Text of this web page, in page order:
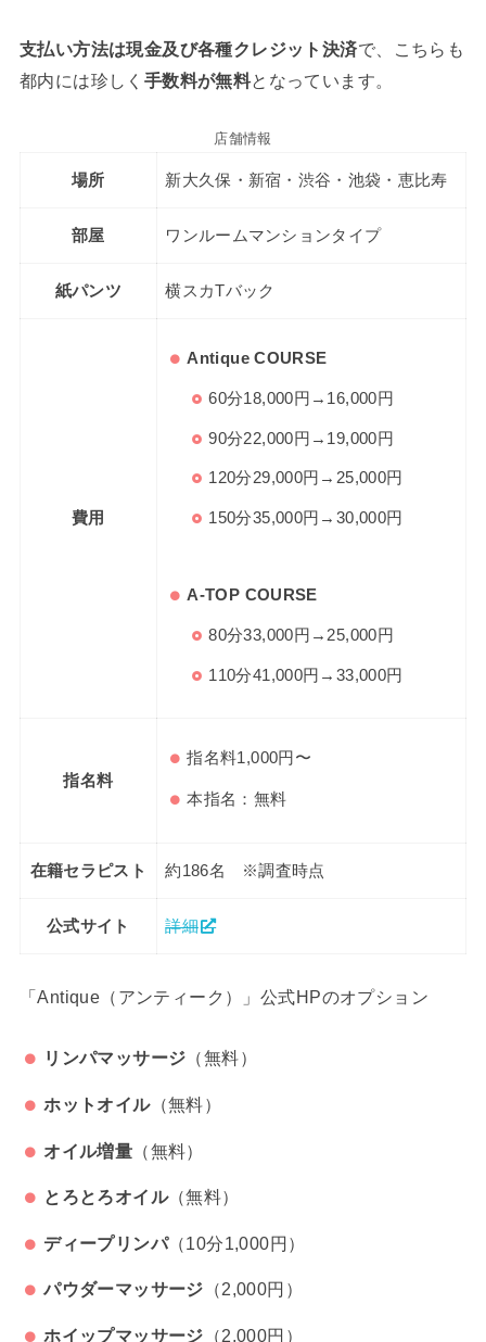
支払い方法は現金及び各種クレジット決済で、こちらも
都内には珍しく 手数料が無料となっています。
店舗情報
場所 新大久保・新宿・渋谷・池袋・恵比寿
部屋 ワンルームマンションタイプ
紙パンツ 横スカTバック
費用
Antique COURSE
60分18,000円→16,000円
90分22,000円→19,000円
120分29,000円→25,000円
150分35,000円→30,000円
A-TOP COURSE
80分33,000円→25,000円
110分41,000円→33,000円
指名料
指名料1,000円〜
本指名：無料
在籍セラピスト 約186名 ※調査時点
公式サイト 詳細
「Antique（アンティーク）」公式HPのオプション
リンパマッサージ （無料）
ホットオイル（無料）
オイル増量 （無料）
とろとろオイル（無料）
ディープリンパ（10分1,000円）
パウダーマッサージ （2,000円）
ホイップマッサージ （2,000円）